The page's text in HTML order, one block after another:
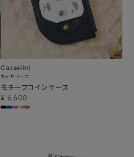
Casselini
キャセリーニ
モチーフコインケース
¥ 6,600